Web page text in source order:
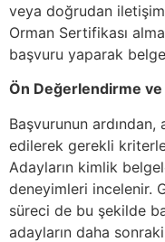
veya doğrudan
Orman Sertifikası
başvuru yaparak
Ön Değerlendirme
Başvurunun
edilerek gerekli
Adayların kimlik
deneyimleri incelenir.
süreci de bu şekilde
adayların daha